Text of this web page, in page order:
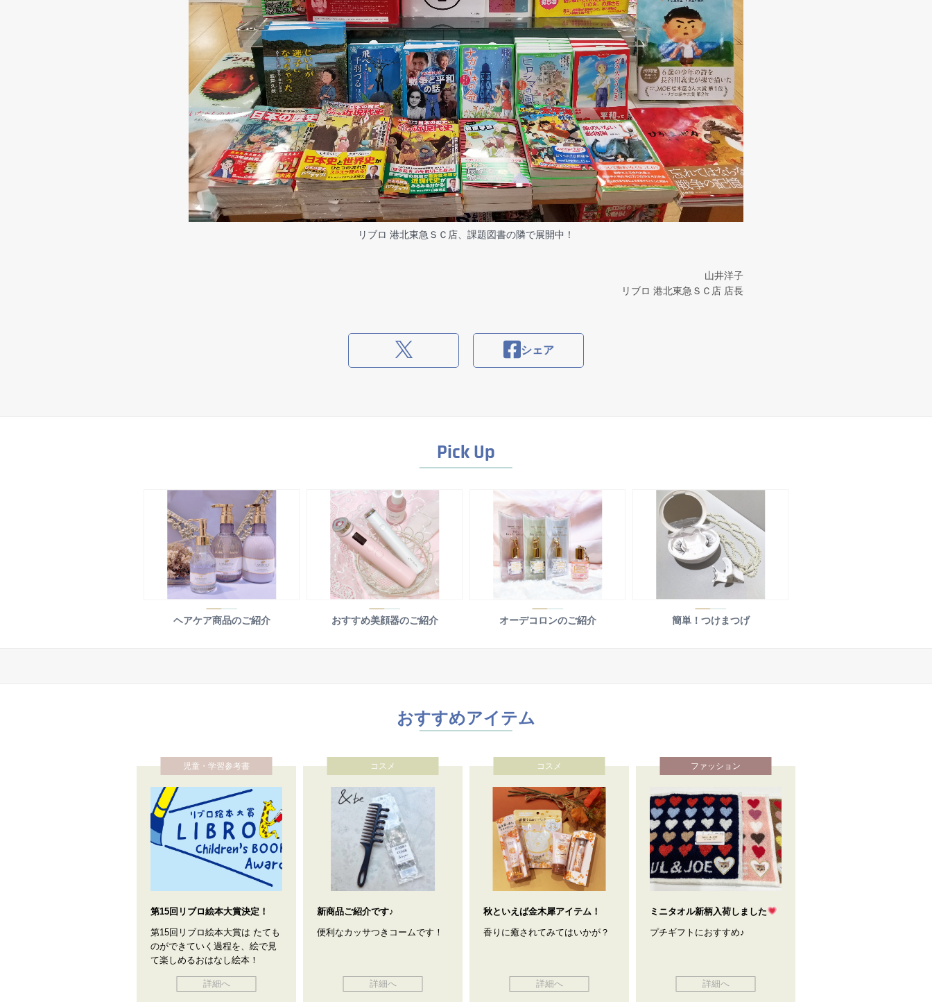
リブロ 港北東急ＳＣ店、課題図書の隣で展開中！
山井洋子
リブロ 港北東急ＳＣ店 店長
シェア
Pick Up
ヘアケア商品のご紹介 おすすめ美顔器のご紹介 オーデコロンのご紹介 簡単！つけまつげ
おすすめアイテム
児童・学習参考書
第15回リブロ絵本大賞決定！
第15回リブロ絵本大賞は たても
のができていく過程を、絵で見
て楽しめるおはなし絵本！
詳細へ
コスメ
新商品ご紹介です♪
便利なカッサつきコームです！
詳細へ
コスメ
秋といえば金木犀アイテム！
香りに癒されてみてはいかが？
詳細へ
ファッション
ミニタオル新柄入荷しました
プチギフトにおすすめ♪
詳細へ